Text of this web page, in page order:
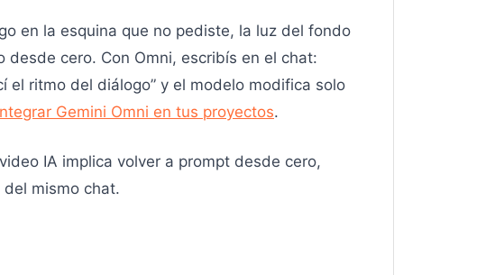
en la esquina que no pediste, la luz del fondo
desde cero. Con Omni, escribís en el chat:
el ritmo del diálogo” y el modelo modifica solo
Gemini Omni en tus proyectos.
IA implica volver a prompt desde cero,
mismo chat.